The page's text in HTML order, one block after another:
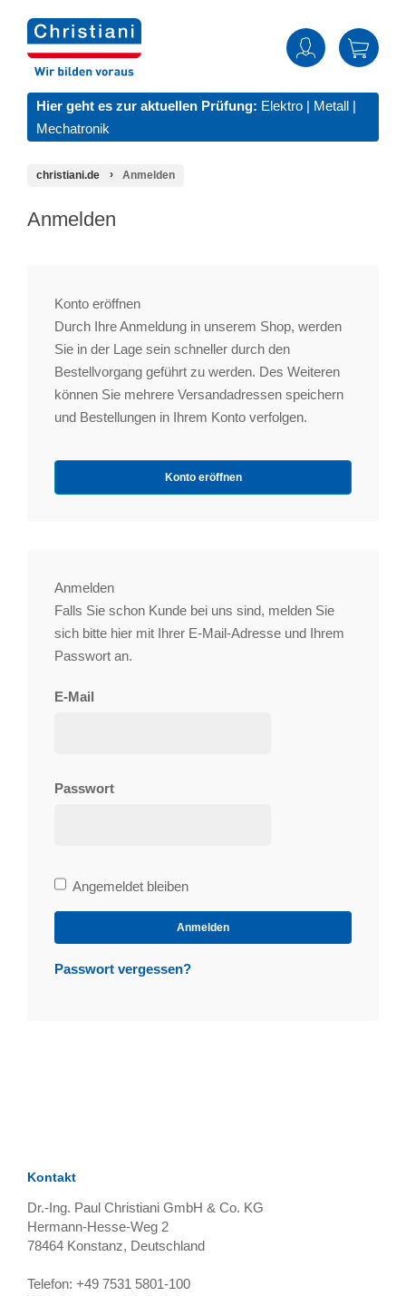
Hier geht es zur aktuellen Prüfung: Elektro | Metall |
Mechatronik
christiani.de Anmelden
Anmelden
Konto eröffnen
Durch Ihre Anmeldung in unserem Shop, werden
Sie in der Lage sein schneller durch den
Bestellvorgang geführt zu werden. Des Weiteren
können Sie mehrere Versandadressen speichern
und Bestellungen in Ihrem Konto verfolgen.
Konto eröffnen
Anmelden
Falls Sie schon Kunde bei uns sind, melden Sie
sich bitte hier mit Ihrer E-Mail-Adresse und Ihrem
Passwort an.
E-Mail
Passwort
Bleibe
angemeldet
Angemeldet bleiben
Anmelden
Passwort vergessen?
Kontakt
Dr.-Ing. Paul Christiani GmbH & Co. KG
Hermann-Hesse-Weg 2
78464 Konstanz, Deutschland
Telefon: +49 7531 5801-100